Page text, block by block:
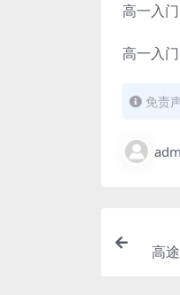
高一入
高一入
免责
高